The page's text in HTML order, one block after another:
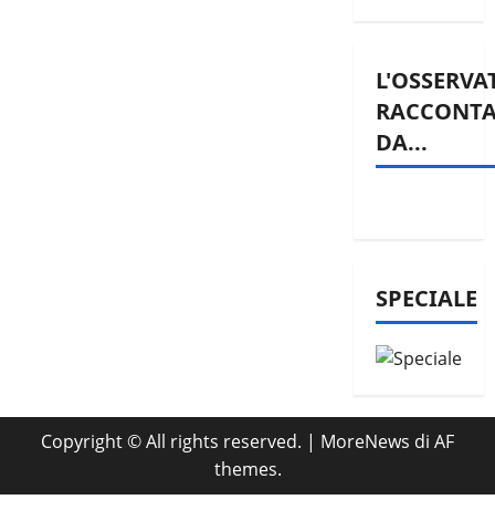
DA...
SPECIALE
Copyright © All rights reserved. | MoreNews di AF
themes.